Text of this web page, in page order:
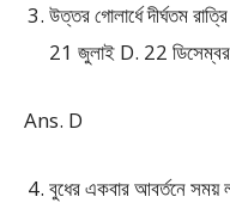
উত্তর গোলার্ধে দীর্ঘতম
21 জুলাই D. 22 ডিসেম্বর
Ans. D
বুধের একবার আবর্তনে